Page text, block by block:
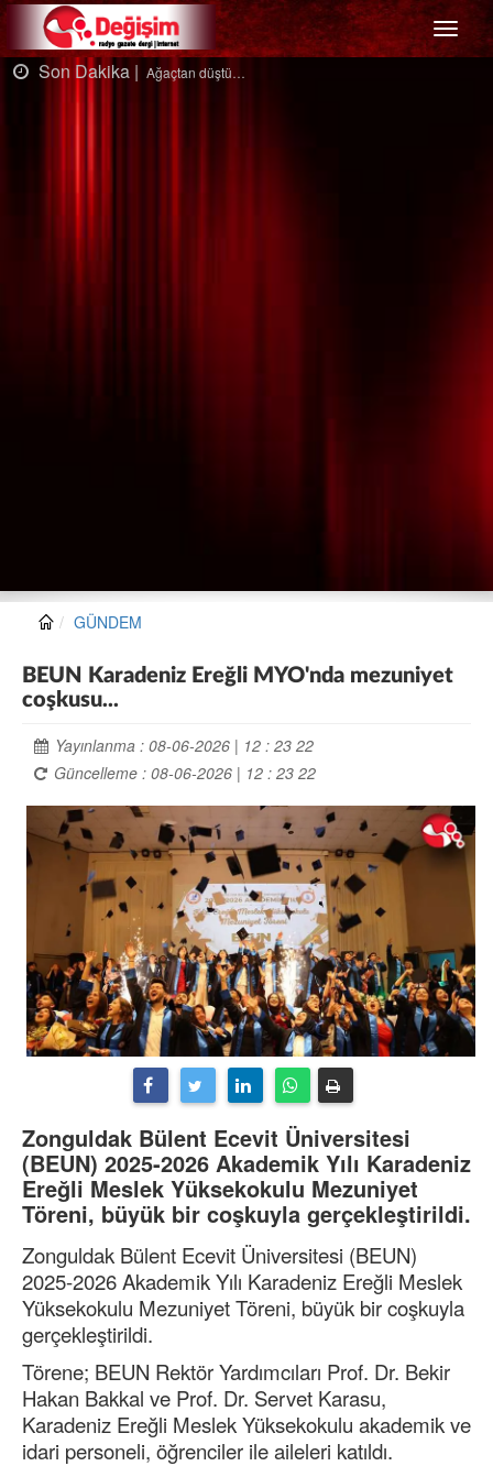
Menü
Son Dakika | Ağaçtan düştü…
GÜNDEM
BEUN Karadeniz Ereğli MYO'nda mezuniyet
coşkusu...
Yayınlanma : 08-06-2026 | 12 : 23 22
Güncelleme : 08-06-2026 | 12 : 23 22
Zonguldak Bülent Ecevit Üniversitesi
(BEUN) 2025-2026 Akademik Yılı Karadeniz
Ereğli Meslek Yüksekokulu Mezuniyet
Töreni, büyük bir coşkuyla gerçekleştirildi.
Zonguldak Bülent Ecevit Üniversitesi (BEUN)
2025-2026 Akademik Yılı Karadeniz Ereğli Meslek
Yüksekokulu Mezuniyet Töreni, büyük bir coşkuyla
gerçekleştirildi.
Törene; BEUN Rektör Yardımcıları Prof. Dr. Bekir
Hakan Bakkal ve Prof. Dr. Servet Karasu,
Karadeniz Ereğli Meslek Yüksekokulu akademik ve
idari personeli, öğrenciler ile aileleri katıldı.